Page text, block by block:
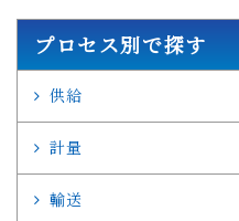
プロセス別で探す
供給
計量
輸送